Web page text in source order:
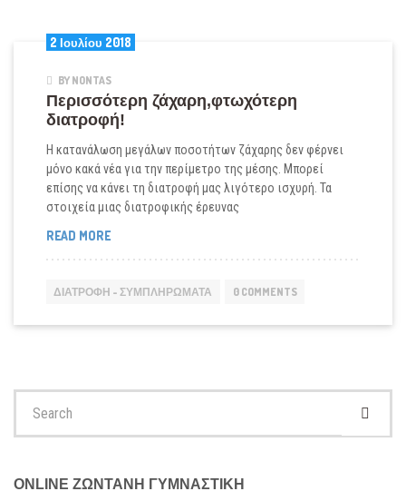
2 Ιουλίου 2018
BY NONTAS
Περισσότερη ζάχαρη,φτωχότερη
διατροφή!
H κατανάλωση μεγάλων ποσοτήτων ζάχαρης δεν φέρνει
μόνο κακά νέα για την περίμετρο της μέσης. Μπορεί
επίσης να κάνει τη διατροφή μας λιγότερο ισχυρή. Τα
στοιχεία μιας διατροφικής έρευνας
READ MOREΠΕΡΙΣΣΌΤΕΡΗ
ΔΙΑΤΡΟΦΉ - ΣΥΜΠΛΗΡΏΜΑΤΑ 0 COMMENTS
ONLINE ΖΩΝΤΑΝΗ ΓΥΜΝΑΣΤΙΚΗ